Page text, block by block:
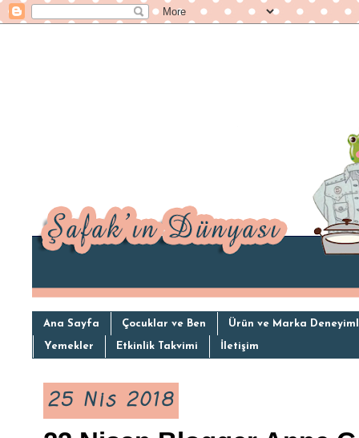
Ana Sayfa Çocuklar ve Ben Ürün ve Marka
Yemekler Etkinlik Takvimi İletişim
25 Nis 2018